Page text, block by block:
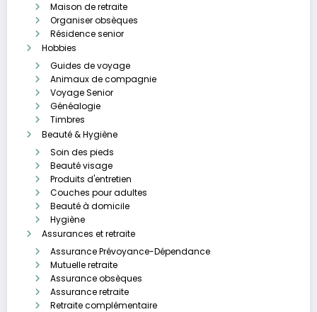
Maison de retraite
Organiser obsèques
Résidence senior
Hobbies
Guides de voyage
Animaux de compagnie
Voyage Senior
Généalogie
Timbres
Beauté & Hygiène
Soin des pieds
Beauté visage
Produits d'entretien
Couches pour adultes
Beauté à domicile
Hygiène
Assurances et retraite
Assurance Prévoyance-Dépendance
Mutuelle retraite
Assurance obsèques
Assurance retraite
Retraite complémentaire